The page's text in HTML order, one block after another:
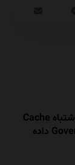
وقتی شاخص‌ها دروغ می‌گویند چگونه تفسیر اشتباه Cache
Hit Ratio در SQL Server، ساختار Governance داده